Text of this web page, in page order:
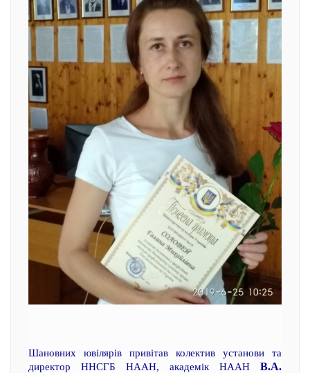
Шановних ювілярів привітав колектив установи та
директор ННСГБ НААН, академік НААН В.А.